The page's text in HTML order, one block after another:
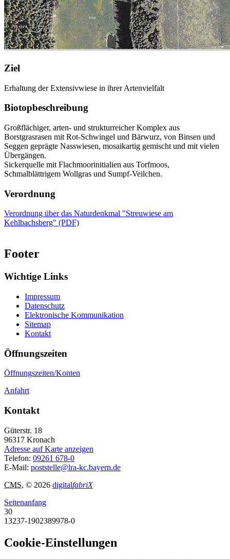
Ziel
Erhaltung der Extensivwiese in ihrer Artenvielfalt
Biotopbeschreibung
Großflächiger, arten- und strukturreicher Komplex aus
Borstgrasrasen mit Rot-Schwingel und Bärwurz, von Binsen und
Seggen geprägte Nasswiesen, mosaikartig gemischt und mit vielen
Übergängen.
Sickerquelle mit Flachmoorinitialien aus Torfmoos,
Schmalblättrigem Wollgras und Sumpf-Veilchen.
Verordnung
Verordnung über das Naturdenkmal "Streuwiese am
Kehlbachsberg" (PDF)
Footer
Wichtige Links
Impressum
Datenschutz
Elektronische Kommunikation
Sitemap
Kontakt
Öffnungszeiten
Öffnungszeiten/Konten
Anfahrt
Kontakt
Güterstr. 18
96317 Kronach
Adresse auf Karte anzeigen
Telefon: 09261 678-0
E-Mail: poststelle@lra-kc.bayern.de
CMS, © 2026 digitalfabriX
Seitenanfang
30
13237-1902389978-0
Cookie-Einstellungen